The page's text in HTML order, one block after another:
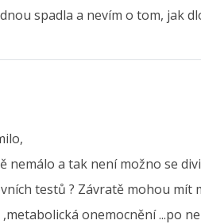
spadla a nevím o tom, jak
nemálo a tak není možno se
testů ? Závratě mohou
onemocnění ...po